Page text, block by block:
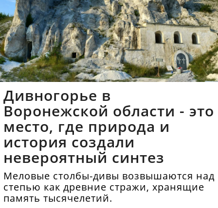
Дивногорье в
Воронежской области - это
место, где природа и
история создали
невероятный синтез
Меловые столбы-дивы возвышаются над
степью как древние стражи, хранящие
память тысячелетий.